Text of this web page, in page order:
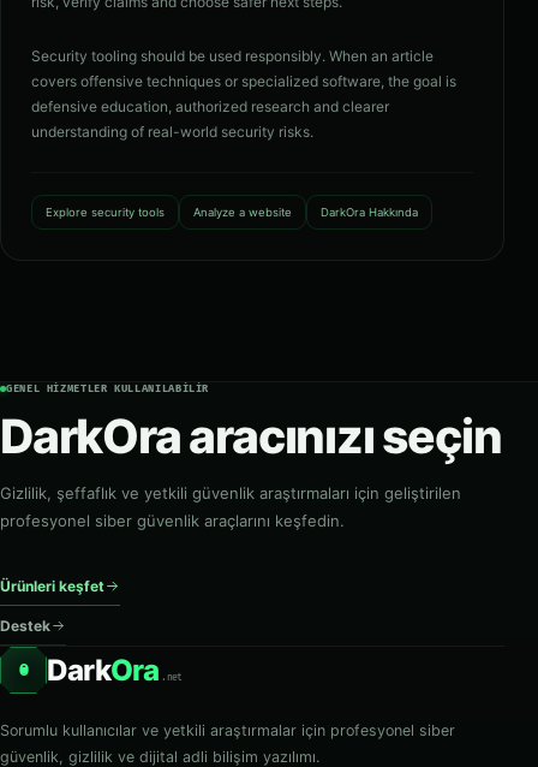
Security tooling should be used responsibly. When an article
covers offensive techniques or specialized software, the goal is
defensive education, authorized research and clearer
understanding of real-world security risks.
Explore security tools Analyze a website DarkOra Hakkında
GENEL HIZMETLER KULLANILABILIR
DarkOra aracınızı seçin
Gizlilik, şeffaflık ve yetkili güvenlik araştırmaları için geliştirilen
profesyonel siber güvenlik araçlarını keşfedin.
Ürünleri keşfet
Destek
O DarkOra .net
Sorumlu kullanıcılar ve yetkili araştırmalar için profesyonel siber
güvenlik, gizlilik ve dijital adli bilişim yazılımı.